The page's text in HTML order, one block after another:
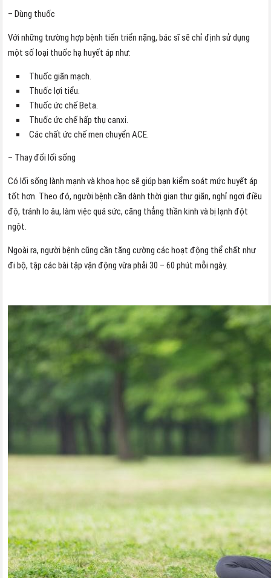
– Dùng thuốc
Với những trường hợp bệnh tiến triển nặng, bác sĩ sẽ chỉ định sử dụng
một số loại thuốc hạ huyết áp như:
Thuốc giãn mạch.
Thuốc lợi tiểu.
Thuốc ức chế Beta.
Thuốc ức chế hấp thụ canxi.
Các chất ức chế men chuyển ACE.
– Thay đổi lối sống
Có lối sống lành mạnh và khoa học sẽ giúp bạn kiểm soát mức huyết áp
tốt hơn. Theo đó, người bệnh cần dành thời gian thư giãn, nghỉ ngơi điều
độ, tránh lo âu, làm việc quá sức, căng thẳng thần kinh và bị lạnh đột
ngột.
Ngoài ra, người bệnh cũng cần tăng cường các hoạt động thể chất như
đi bộ, tập các bài tập vận động vừa phải 30 – 60 phút mỗi ngày.